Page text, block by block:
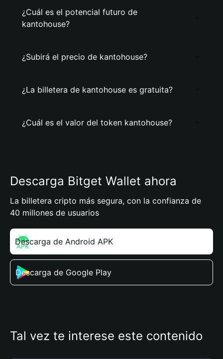
¿Cuál es el potencial futuro de
kantohouse?
¿Subirá el precio de kantohouse?
¿La billetera de kantohouse es gratuita?
¿Cuál es el valor del token kantohouse?
Descarga Bitget Wallet ahora
La billetera cripto más segura, con la confianza de
40 millones de usuarios
Descarga de Android APK
Descarga de Google Play
Tal vez te interese este contenido